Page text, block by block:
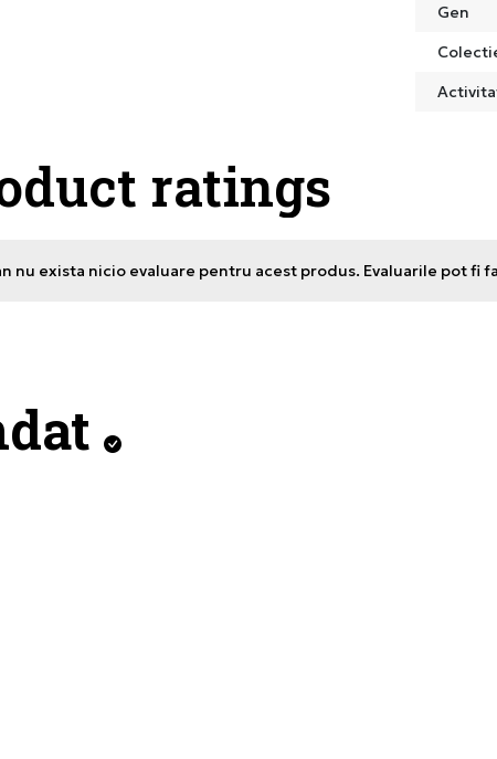
Gen
ratings
nu exista nicio evaluare pentru acest produs. Evaluarile pot